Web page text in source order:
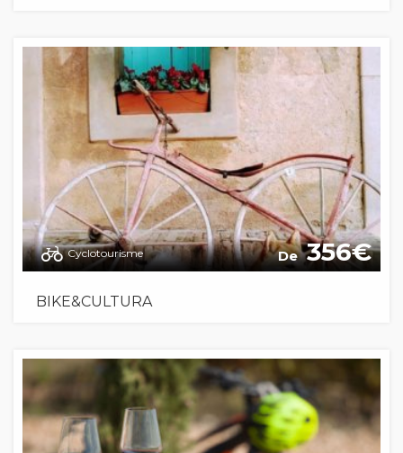
Cyclotourisme De 356
BIKE&CULTURA